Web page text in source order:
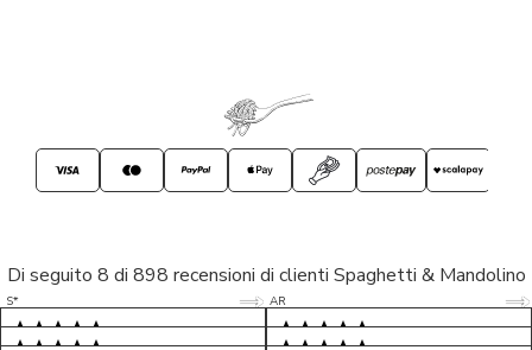
Di seguito 8 di 898 recensioni di clienti Spaghetti & Mandolino
S* 5/5
LP 5/5
M* 5/5
AR 5/5
D* 5/5
S* 5/5